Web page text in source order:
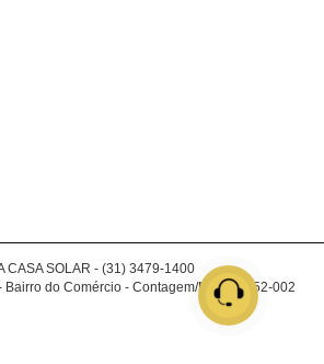
CASA SOLAR - (31) 3479-1400
Bairro do Comércio- Contagem/MG- 32152-002